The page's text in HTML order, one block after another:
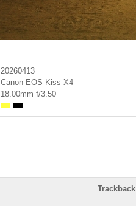
20260413
Canon EOS Kiss X4
18.00mm f/3.50
Trackback